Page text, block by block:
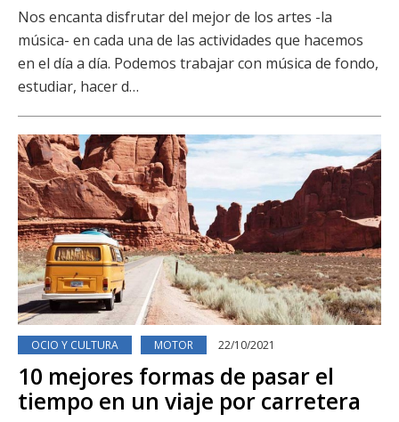
Nos encanta disfrutar del mejor de los artes -la
música- en cada una de las actividades que hacemos
en el día a día. Podemos trabajar con música de fondo,
estudiar, hacer d…
OCIO Y CULTURA MOTOR 22/10/2021
10 mejores formas de pasar el
tiempo en un viaje por carretera